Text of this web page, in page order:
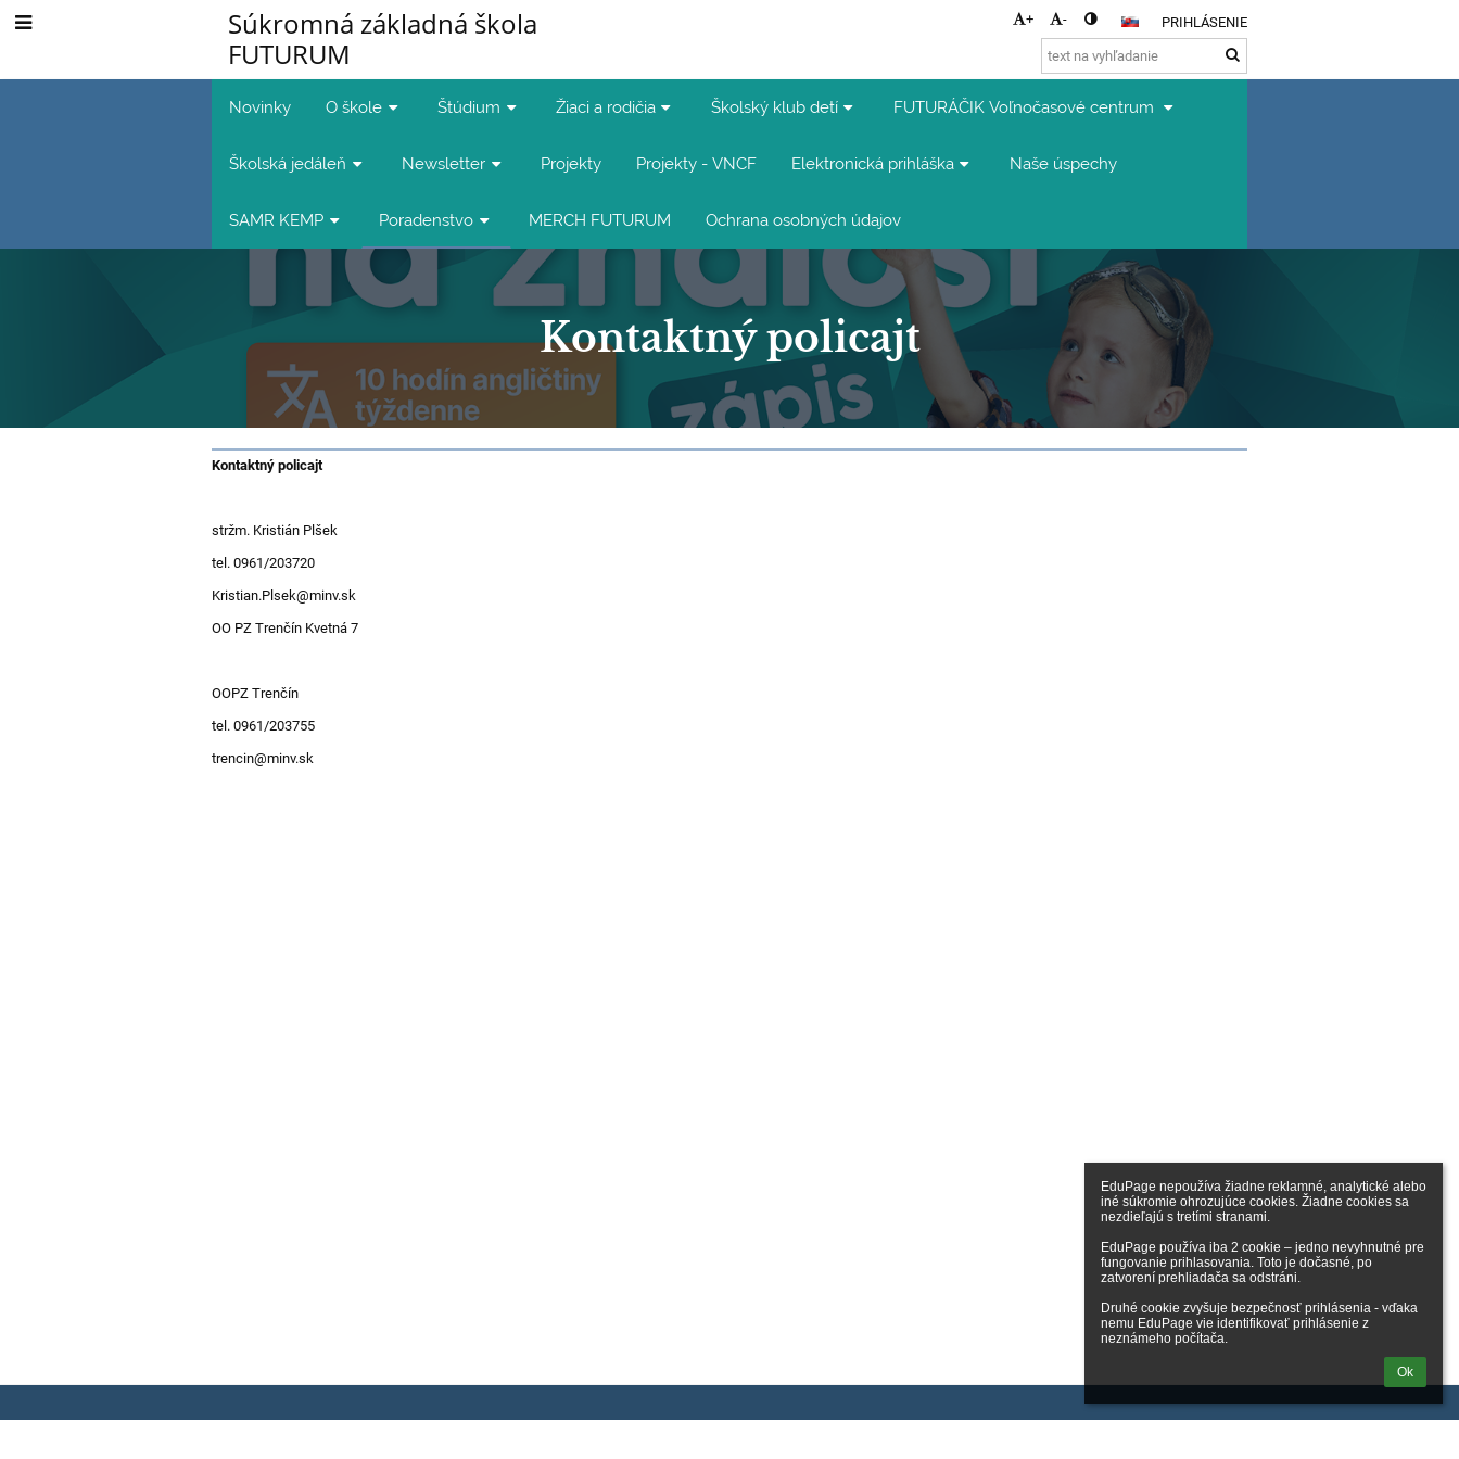
EduPage nepoužíva žiadne reklamné, analytické alebo
iné súkromie ohrozujúce cookies. Žiadne cookies sa
nezdieľajú s tretími stranami.
EduPage používa iba 2 cookie – jedno nevyhnutné pre
fungovanie prihlasovania. Toto je dočasné, po
zatvorení prehliadača sa odstráni.
Druhé cookie zvyšuje bezpečnosť prihlásenia - vďaka
nemu EduPage vie identifikovať prihlásenie z
neznámeho počítača.
Ok
Súkromná základná škola
FUTURUM
+ - PRIHLÁSENIE
Novinky O škole Štúdium Žiaci a rodičia Školský klub detí FUTURÁČIK Voľnočasové centrum
Školská jedáleň Newsletter Projekty Projekty - VNCF Elektronická prihláška Naše úspechy
SAMR KEMP Poradenstvo MERCH FUTURUM Ochrana osobných údajov
Kontaktný policajt
Kontaktný
Kontaktný policajt
stržm. Kristián Plšek
tel. 0961/203720
Kristian.Plsek@minv.sk
OO PZ Trenčín Kvetná 7
OOPZ Trenčín
tel. 0961/203755
trencin@minv.sk